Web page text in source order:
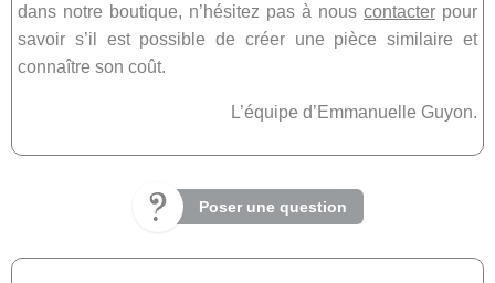
dans notre boutique, n’hésitez pas à nous contacter pour
savoir s’il est possible de créer une pièce similaire et
connaître son coût.
L’équipe d’Emmanuelle Guyon.
Poser une question